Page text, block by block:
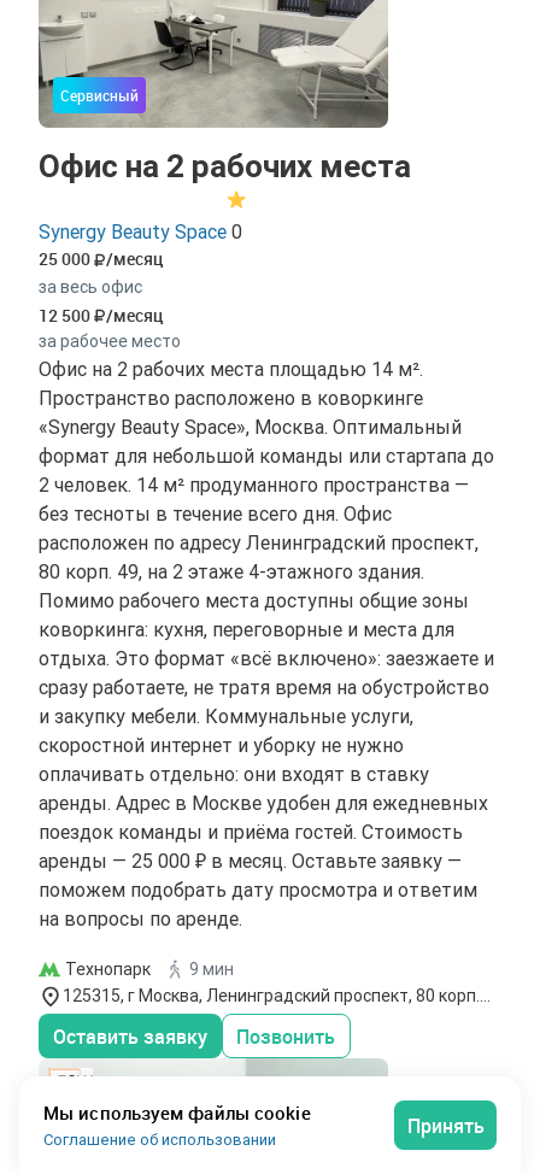
Сервисный
Офис на 2 рабочих места
Synergy Beauty Space 0
25 000 /месяц
за весь офис
12 500 /месяц
за рабочее место
Офис на 2 рабочих места площадью 14 м².
Пространство расположено в коворкинге
«Synergy Beauty Space», Москва. Оптимальный
формат для небольшой команды или стартапа до
2 человек. 14 м² продуманного пространства —
без тесноты в течение всего дня. Офис
расположен по адресу Ленинградский проспект,
80 корп. 49, на 2 этаже 4-этажного здания.
Помимо рабочего места доступны общие зоны
коворкинга: кухня, переговорные и места для
отдыха. Это формат «всё включено»: заезжаете и
сразу работаете, не тратя время на обустройство
и закупку мебели. Коммунальные услуги,
скоростной интернет и уборку не нужно
оплачивать отдельно: они входят в ставку
аренды. Адрес в Москве удобен для ежедневных
поездок команды и приёма гостей. Стоимость
аренды — 25 000 ₽ в месяц. Оставьте заявку —
поможем подобрать дату просмотра и ответим
на вопросы по аренде.
Технопарк
9 мин
125315, г Москва, Ленинградский проспект, 80 корп.
49
Оставить заявку Позвонить
Мы используем файлы cookie
Соглашение об использовании
Принять